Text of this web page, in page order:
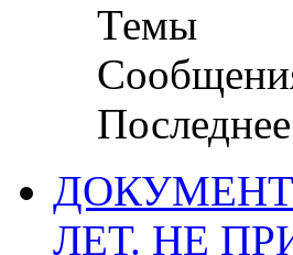
Темы
ЛЕТ. НЕ